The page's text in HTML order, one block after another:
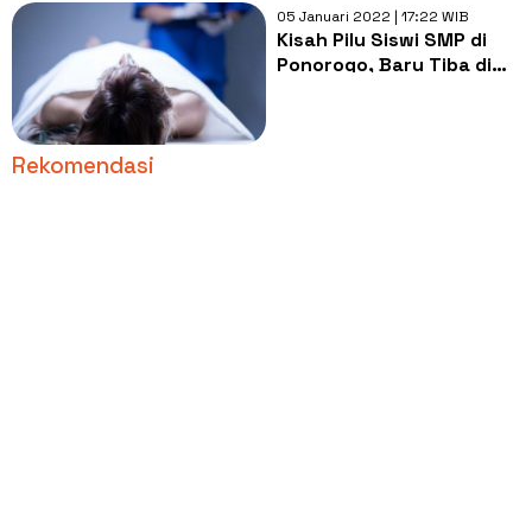
05 Januari 2022 | 17:22 WIB
Kisah Pilu Siswi SMP di
Ponorogo, Baru Tiba di
Rekomendasi